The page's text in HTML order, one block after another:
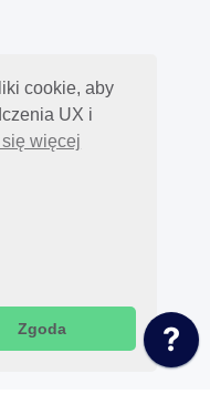
cookie, aby
UX i
więcej
Zgoda